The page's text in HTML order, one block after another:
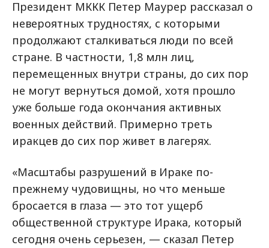
Президент МККК Петер Маурер рассказал о
невероятных трудностях, с которыми
продолжают сталкиваться люди по всей
стране. В частности, 1,8 млн лиц,
перемещенных внутри страны, до сих пор
не могут вернуться домой, хотя прошло
уже больше года окончания активных
военных действий. Примерно треть
иракцев до сих пор живет в лагерях.
«Масштабы разрушений в Ираке по-
прежнему чудовищны, но что меньше
бросается в глаза — это тот ущерб
общественной структуре Ирака, который
сегодня очень серьезен, — сказал Петер